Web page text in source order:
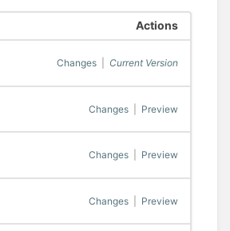
Actions
Changes Current Version
Changes Preview
Changes Preview
Changes Preview